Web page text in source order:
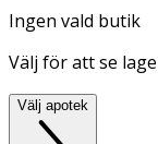
Ingen vald butik
Välj för att se
Välj apotek